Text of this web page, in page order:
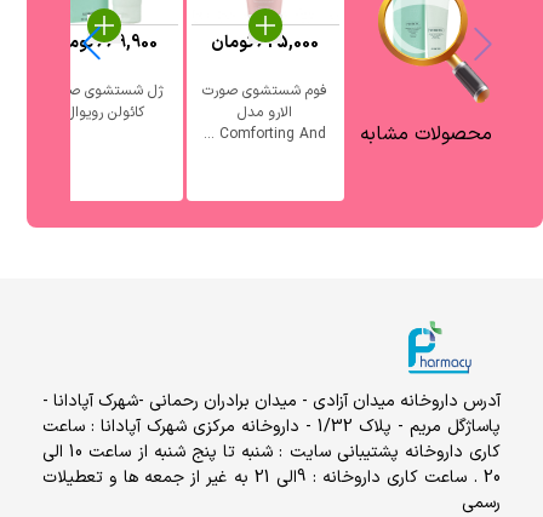
محصولات مشابه
فوم شستشوی صورت
الارو مدل
Comforting And ...
625,000تومان
ژل شستشوی صورت
کائولن رویوال
669,900تومان
آدرس داروخانه میدان آزادی - میدان برادران رحمانی -شهرک آپادانا -
پاساژگل مریم - پلاک 1/32 - داروخانه مرکزی شهرک آپادانا : ساعت
کاری داروخانه پشتیبانی سایت : شنبه تا پنج شنبه از ساعت 10 الی
20 . ساعت کاری داروخانه : 9الی 21 به غیر از جمعه ها و تعطیلات
رسمی